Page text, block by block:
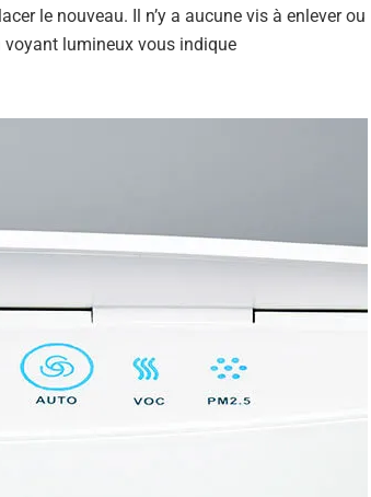
le nouveau. Il n’y a aucune vis à enlever ou
voyant lumineux vous indique